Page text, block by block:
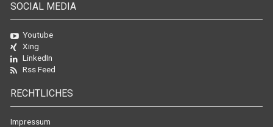
SOCIAL MEDIA
Youtube
Xing
LinkedIn
Rss Feed
RECHTLICHES
Impressum